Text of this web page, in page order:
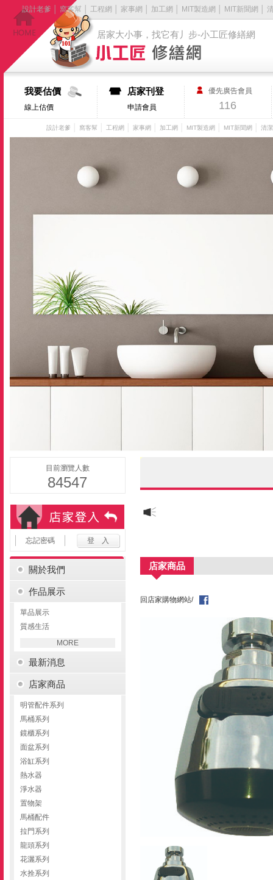
居家大小事，找它有丿步-小工匠修繕網
設計老爹 窩客幫 工程網 家事網 加工網 MIT製造網 MIT新聞網
我要估價
線上估價
店家刊登
申請會員
優先廣告會員
116
設計老爹 窩客幫 工程網 家事網 加工網 MIT製造網 MIT新聞網 清
目前瀏覽人數
84547
忘記密碼
關於我們
作品展示
單品展示
質感生活
MORE
最新消息
店家商品
明管配件系列
馬桶系列
鏡櫃系列
面盆系列
浴缸系列
熱水器
淨水器
置物架
馬桶配件
拉門系列
龍頭系列
花灑系列
水拴系列
店家商品
回店家購物網站/